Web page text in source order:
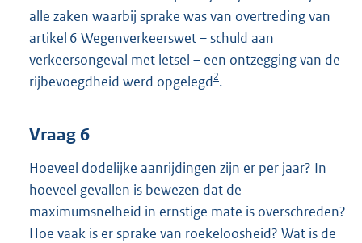
alle zaken waarbij sprake was van overtreding van
artikel 6 Wegenverkeerswet – schuld aan
verkeersongeval met letsel – een ontzegging van de
rijbevoegdheid werd opgelegd2.
Vraag 6
Hoeveel dodelijke aanrijdingen zijn er per jaar? In
hoeveel gevallen is bewezen dat de
maximumsnelheid in ernstige mate is overschreden?
Hoe vaak is er sprake van roekeloosheid? Wat is de